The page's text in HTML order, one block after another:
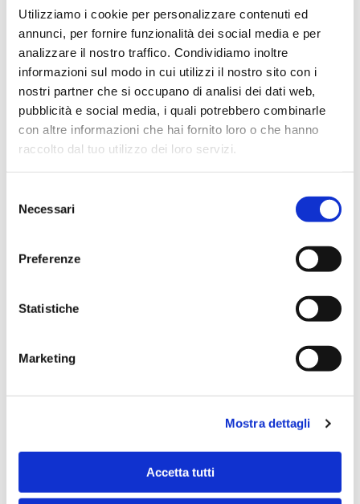
Utilizziamo i cookie per personalizzare contenuti ed
annunci, per fornire funzionalità dei social media e per
analizzare il nostro traffico. Condividiamo inoltre
informazioni sul modo in cui utilizzi il nostro sito con i
nostri partner che si occupano di analisi dei dati web,
pubblicità e social media, i quali potrebbero combinarle
con altre informazioni che hai fornito loro o che hanno
raccolto dal tuo utilizzo dei loro servizi.
delNecessari
Preferenze
Statistiche
Marketing
Mostra dettagli
Accetta tutti
ottenere i migliori risultati. Si consiglia di consultare un
fisioterapista o un medico per imparare come applicare il
taping rotuleo in modo sicuro ed efficace.